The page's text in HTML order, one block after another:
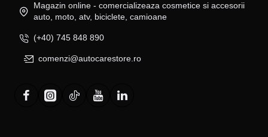
Magazin online - comercializeaza cosmetice si accesorii
auto, moto, atv, biciclete, camioane
(+40) 745 848 890
comenzi@autocarestore.ro